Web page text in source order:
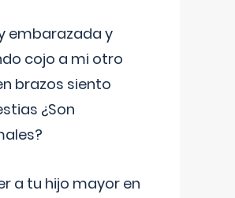
embarazada y
cojo a mi otro
brazos siento
¿Son
a tu hijo mayor en